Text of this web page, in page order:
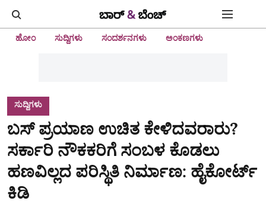
ಹೋಂ ಸುದ್ದಿಗಳು ಸಂದರ್ಶನಗಳು ಅಂಕಣಗಳು
ಸುದ್ದಿಗಳು
ಬಸ್‌ ಪ್ರಯಾಣ ಉಚಿತ ಕೇಳಿದವರಾರು?
ಸರ್ಕಾರಿ ನೌಕಕರಿಗೆ ಸಂಬಳ ಕೊಡಲು
ಹಣವಿಲ್ಲದ ಪರಿಸ್ಥಿತಿ ನಿರ್ಮಾಣ: ಹೈಕೋರ್ಟ್‌
ಕಿಡಿ